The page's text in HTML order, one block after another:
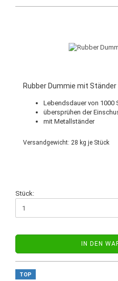
Rubber Dummie mit Ständer
Lebendsdauer von 1000
übersprühen der
mit Metallständer
Versandgewicht: 28 kg je Stück
Stück:
IN DEN
TOP